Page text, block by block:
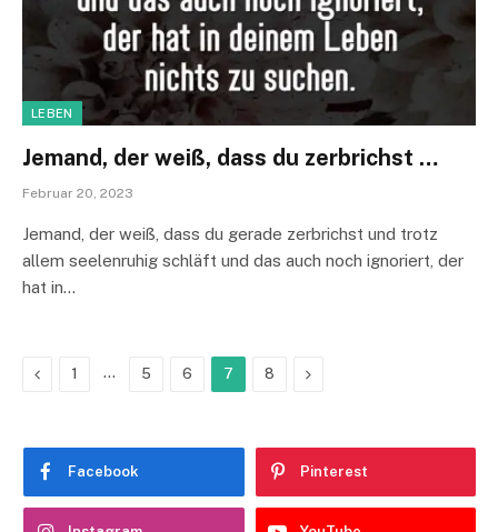
LEBEN
Jemand, der weiß, dass du zerbrichst …
Februar 20, 2023
Jemand, der weiß, dass du gerade zerbrichst und trotz
allem seelenruhig schläft und das auch noch ignoriert, der
hat in…
Previous
1 … 5 6 7 8 Next
Facebook Pinterest